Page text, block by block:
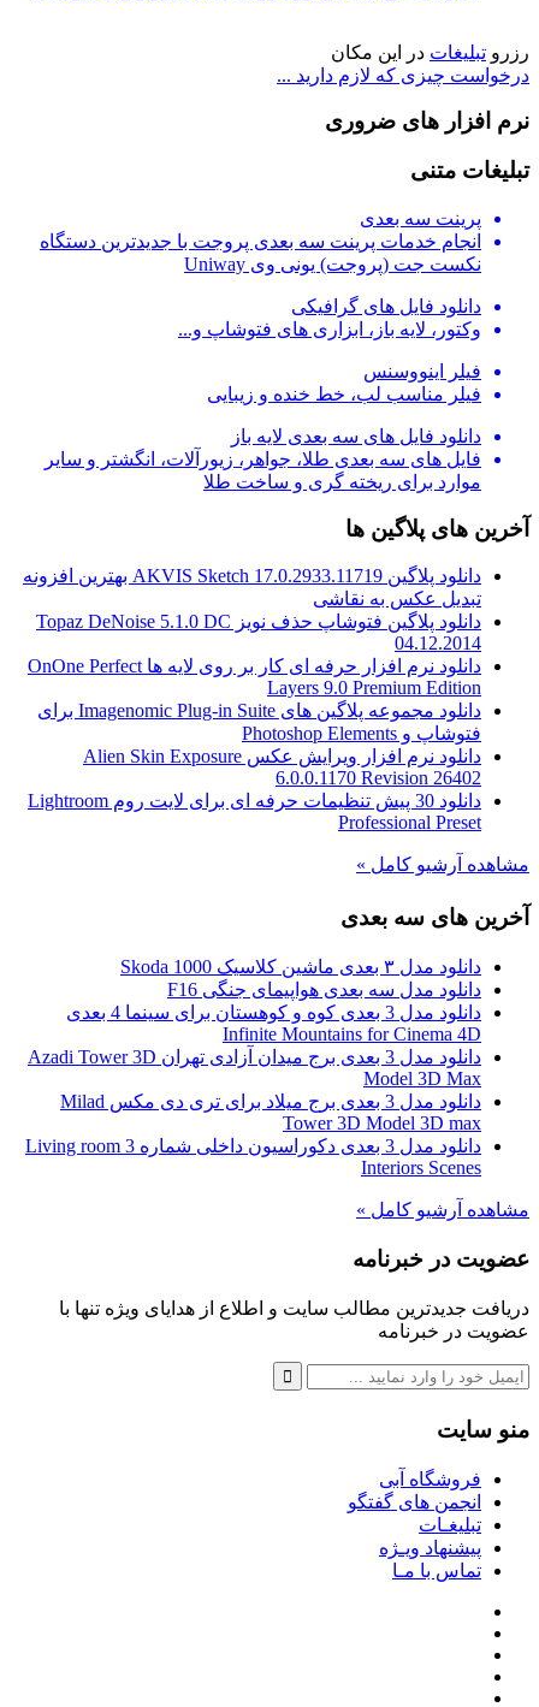
رزرو تبلیغات در این مکان
درخواست چیزی که لازم دارید ...
نرم افزار های ضروری
تبلیغات متنی
پرینت سه بعدی
انجام خدمات پرینت سه بعدی پروجت با جدیدترین دستگاه
نکست جت (پروجت) یونی وی Uniway
دانلود فایل های گرافیکی
وکتور، لایه باز، ابزاری های فتوشاپ و...
فیلر اینووسنس
فیلر مناسب لب، خط خنده و زیبایی
دانلود فایل های سه بعدی لایه باز
فایل های سه بعدی طلا، جواهر، زیورآلات، انگشتر و سایر
موارد برای ریخته گری و ساخت طلا
آخرین های پلاگین ها
دانلود پلاگین AKVIS Sketch 17.0.2933.11719 بهترین افزونه
تبدیل عکس به نقاشی
دانلود پلاگین فتوشاپ حذف نویز Topaz DeNoise 5.1.0 DC
04.12.2014
دانلود نرم افزار حرفه ای کار بر روی لایه ها OnOne Perfect
Layers 9.0 Premium Edition
دانلود مجموعه پلاگین های Imagenomic Plug-in Suite برای
فتوشاپ و Photoshop Elements
دانلود نرم افزار ویرایش عکس Alien Skin Exposure
6.0.0.1170 Revision 26402
دانلود 30 پیش تنظیمات حرفه ای برای لایت روم Lightroom
Professional Preset
مشاهده آرشیو کامل »
آخرین های سه بعدی
دانلود مدل ۳ بعدی ماشین کلاسیک Skoda 1000
دانلود مدل سه بعدی هواپیمای جنگی F16
دانلود مدل 3 بعدی کوه و کوهستان برای سینما 4 بعدی
Infinite Mountains for Cinema 4D
دانلود مدل 3 بعدی برج میدان آزادی تهران Azadi Tower 3D
Model 3D Max
دانلود مدل 3 بعدی برج میلاد برای تری دی مکس Milad
Tower 3D Model 3D max
دانلود مدل 3 بعدی دکوراسیون داخلی شماره 3 Living room
Interiors Scenes
مشاهده آرشیو کامل »
عضویت در خبرنامه
دریافت جدیدترین مطالب سایت و اطلاع از هدایای ویژه تنها با
عضویت در خبرنامه
منو سایت
فروشگاه آبی
انجمن های گفتگو
تبلیغـات
پیشنهاد ویـژه
تماس با مـا